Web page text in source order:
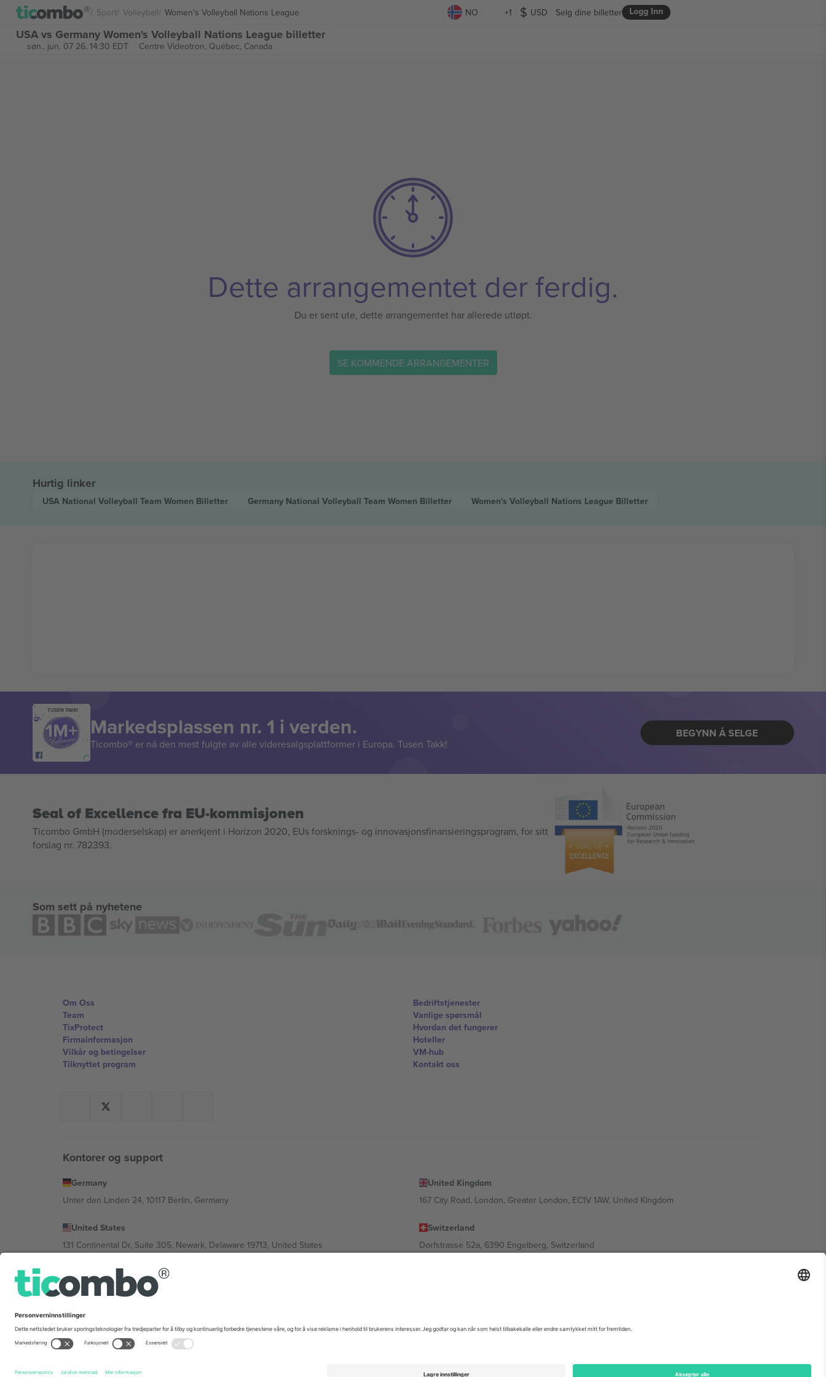
Sport Volleyball Women's Volleyball Nations League NO +1 USD Logg Inn
Selg dine billetter
USA vs Germany Women's Volleyball Nations League billetter
søn., jun. 07 26, 14:30 EDT Centre Videotron, Québec, Canada
Dette arrangementet der ferdig.
Du er sent ute, dette arrangementet har allerede utløpt.
SE KOMMENDE ARRANGEMENTER
Hurtig linker
USA National Volleyball Team Women Billetter Germany National Volleyball Team Women Billetter Women's Volleyball Nations League Billetter
TUSEN TAKK!
Markedsplassen nr. 1 i verden.
Ticombo® er nå den mest fulgte av alle videresalgsplattformer i Europa. Tusen Takk!
BEGYNN Å SELGE
Seal of Excellence fra EU-kommisjonen
Ticombo GmbH (moderselskap) er anerkjent i Horizon 2020, EUs forsknings- og innovasjonsfinansieringsprogram, for sitt
forslag nr. 782393.
Som sett på nyhetene
Om Oss
Team
TixProtect
Firmainformasjon
Vilkår og betingelser
Tilknyttet program
Bedriftstjenester
Vanlige spørsmål
Hvordan det fungerer
Hoteller
VM-hub
Kontakt oss
Kontorer og support
Germany
Unter den Linden 24, 10117 Berlin, Germany
United Kingdom
167 City Road, London, Greater London, EC1V 1AW, United Kingdom
United States
131 Continental Dr, Suite 305, Newark, Delaware 19713, United States
Switzerland
Dorfstrasse 52a, 6390 Engelberg, Switzerland
Bulgaria
Regus Sofia City West, bul Totleben 53-55, 1606 Sofia, Bulgaria
Mexico
Av Chapultepec 360, Roma Norte, Cuauhtémoc, 06700 Ciudad de México, CDMX, Mexico
Vilkår.© 2026 Ticombo. Alle rettigheter reservert.